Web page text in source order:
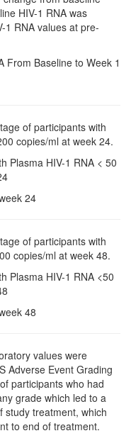
HIV-1 RNA was
1 RNA values at pre-
From Baseline to Week 1
of participants with
copies/ml at week 24.
Plasma HIV-1 RNA < 50
24
of participants with
copies/ml at week 48.
Plasma HIV-1 RNA <50
48
values were
Adverse Event Grading
participants who had
grade which led to a
study treatment, which
to end of treatment.